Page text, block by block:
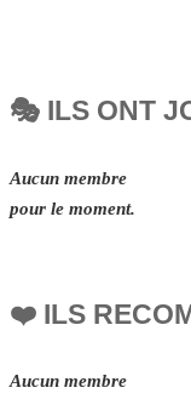
🎭 ILS ONT
Aucun membre
pour le moment.
❤️ ILS
Aucun membre